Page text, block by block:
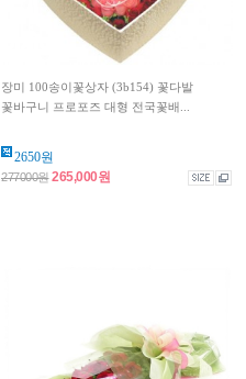
장미 100송이꽃상자 (3b154) 꽃다발
꽃바구니 프로포즈 대형 전국꽃배...
2650원
277000원265,000원